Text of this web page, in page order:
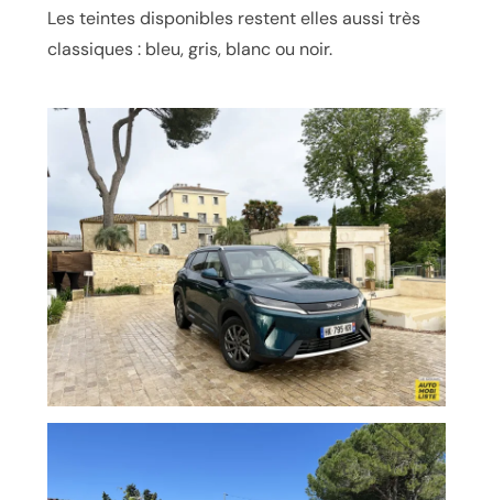
Les teintes disponibles restent elles aussi très
classiques : bleu, gris, blanc ou noir.